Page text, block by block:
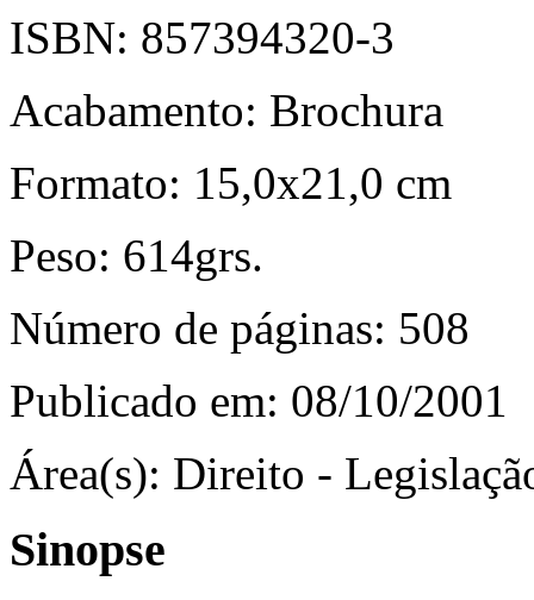
ISBN: 857394320-3
Acabamento: Brochura
Formato: 15,0x21,0 cm
Peso: 614grs.
Número de páginas: 508
Publicado em: 08/10/2001
Área(s): Direito -
Sinopse